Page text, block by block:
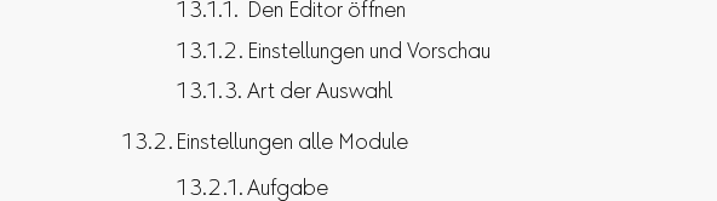
Den Editor öffnen
Einstellungen und Vorschau
Art der Auswahl
Einstellungen alle Module
Aufgabe